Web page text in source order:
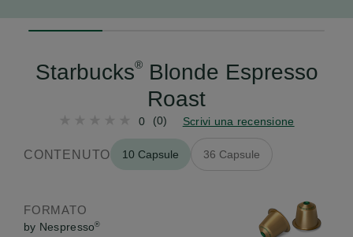
25%
Starbucks®Blonde Espresso
Roast
CONTENUTO 10 Capsule 36 Capsule
0 (0) Scrivi una recensione
FORMATO
by Nespresso®